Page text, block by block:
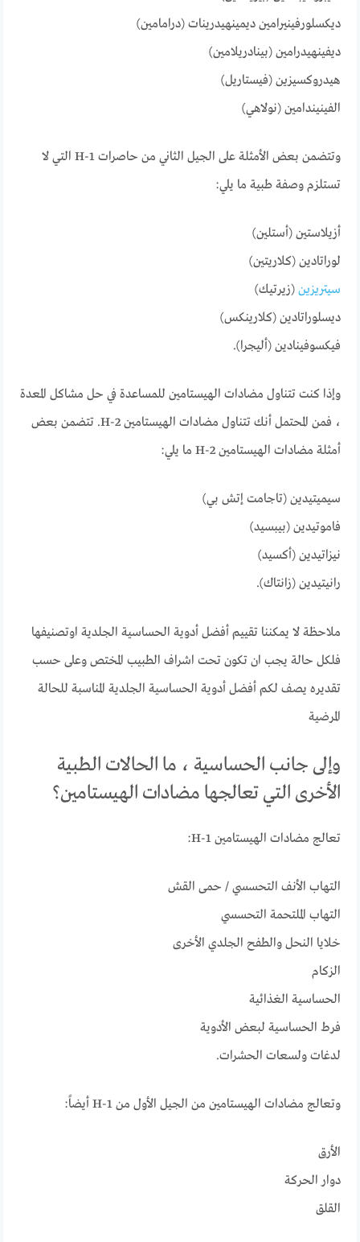
ديكسلورفينيرامين ديمينهيدرينات (درامامين)
ديفينهيدرامين (بينادريلامين)
هيدروكسيزين (فيستاريل)
الفينيندامين (نولاهي)
وتتضمن بعض الأمثلة على الجيل الثاني من حاصرات H-1 التي لا
تستلزم وصفة طبية ما يلي:
أزيلاستين (أستلين)
لوراتادين (كلاريتين)
سيتريزين (زيرتيك)
ديسلوراتادين (كلارينكس)
فيكسوفينادين (أليجرا).
وإذا كنت تتناول مضادات الهيستامين للمساعدة في حل مشاكل المعدة
، فمن المحتمل أنك تتناول مضادات الهيستامين H-2. تتضمن بعض
أمثلة مضادات الهيستامين H-2 ما يلي:
سيميتيدين (تاجامت إتش بي)
فاموتيدين (بيبسيد)
نيزاتيدين (أكسيد)
رانيتيدين (زانتاك).
ملاحظة لا يمكننا تقييم أفضل أدوية الحساسية الجلدية اوتصنيفها
فلكل حالة يجب ان تكون تحت اشراف الطبيب المختص وعلى حسب
تقديره يصف لكم أفضل أدوية الحساسية الجلدية المناسبة للحالة
المرضية
وإلى جانب الحساسية ، ما الحالات الطبية
الأخرى التي تعالجها مضادات الهيستامين؟
تعالج مضادات الهيستامين H-1:
التهاب الأنف التحسسي / حمى القش
التهاب الملتحمة التحسسي
خلايا النحل والطفح الجلدي الأخرى
الزكام
الحساسية الغذائية
فرط الحساسية لبعض الأدوية
لدغات ولسعات الحشرات.
وتعالج مضادات الهيستامين من الجيل الأول من H-1 أيضاً:
الأرق
دوار الحركة
القلق